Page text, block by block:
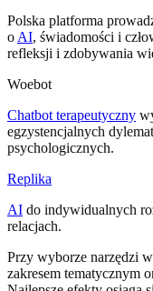
Polska platforma
o AI, świadomości i
refleksji i zdobywania
Woebot
Chatbot terapeutyczny
egzystencjalnych
psychologicznych.
Replika
AI do indywidualnych
relacjach.
Przy wyborze narzędzi
zakresem tematycznym